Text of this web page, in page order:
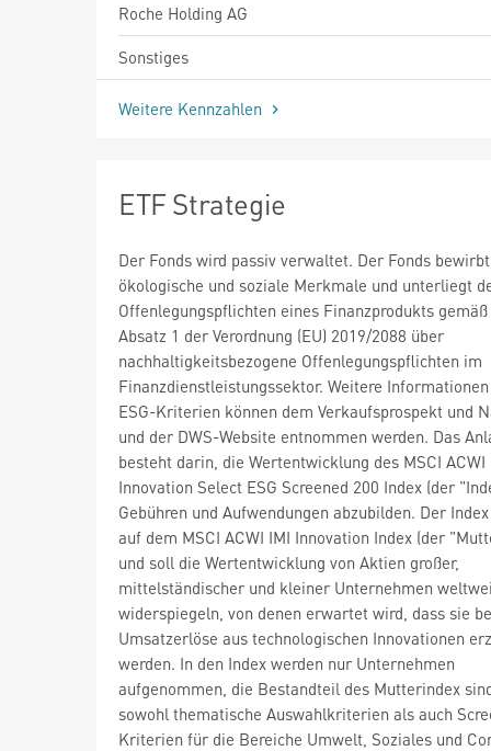
Roche Holding AG
Sonstiges
Weitere Kennzahlen
ETF Strategie
Der Fonds wird passiv verwaltet. Der Fonds bewirbt
ökologische und soziale Merkmale und unterliegt
Offenlegungspflichten eines Finanzprodukts
Absatz 1 der Verordnung (EU) 2019/2088 über
nachhaltigkeitsbezogene Offenlegungspflichten im
Finanzdienstleistungssektor. Weitere
ESG-Kriterien können dem Verkaufsprospekt und
und der DWS-Website entnommen werden. Das
besteht darin, die Wertentwicklung des MSCI ACWI
Innovation Select ESG Screened 200 Index (der
Gebühren und Aufwendungen abzubilden. Der
auf dem MSCI ACWI IMI Innovation Index (der
und soll die Wertentwicklung von Aktien großer,
mittelständischer und kleiner Unternehmen
widerspiegeln, von denen erwartet wird, dass sie
Umsatzerlöse aus technologischen Innovationen
werden. In den Index werden nur Unternehmen
aufgenommen, die Bestandteil des Mutterindex
sowohl thematische Auswahlkriterien als auch
Kriterien für die Bereiche Umwelt, Soziales und